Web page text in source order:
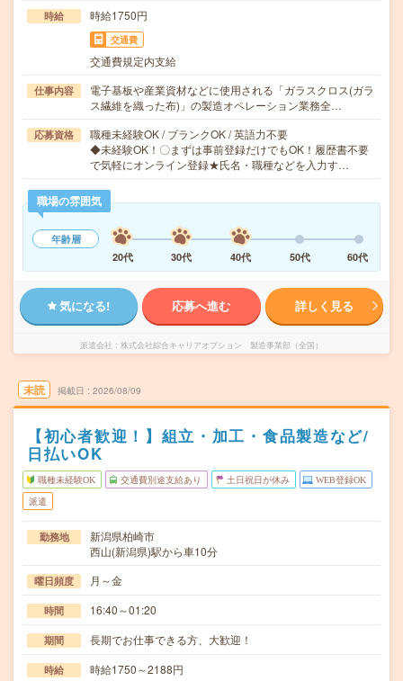
時給 時給1750円
交通費
交通費規定内支給
仕事内容
電子基板や産業資材などに使用される「ガラスクロス(ガラ
ス繊維を織った布)」の製造オペレーション業務全…
応募資格
職種未経験OK / ブランクOK / 英語力不要
◆未経験OK！〇まずは事前登録だけでもOK！履歴書不要
で気軽にオンライン登録★氏名・職種などを入力す…
職場の雰囲気
年齢層
20代
30代 40代 50代 60代
気になる! 応募へ進む 詳しく見る
派遣会社 株式会社綜合キャリアオプション 製造事業部（全国）
未読 掲載日 2026/08/09
【初心者歓迎！】組立・加工・食品製造など/
日払いOK
職種未経験OK 交通費別途支給あり 土日祝日が休み WEB登録OK
派遣
勤務地
新潟県柏崎市
西山(新潟県)駅から車10分
曜日頻度 月～金
時間 16:40～01:20
期間 長期でお仕事できる方、大歓迎！
時給 時給1750～2188円